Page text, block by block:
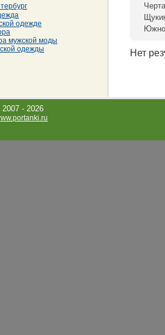
одежде
мужской моды
одежды
Нет
- 2026